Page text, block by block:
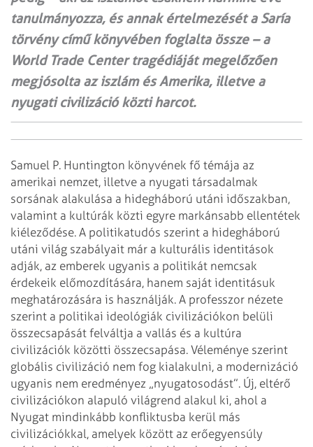
tanulmányozza, és annak értelmezését a Saría
törvény című könyvében foglalta össze – a
World Trade Center tragédiáját megelőzően
megjósolta az iszlám és Amerika, illetve a
nyugati civilizáció közti harcot.
Samuel P. Huntington könyvének fő témája az
amerikai nemzet, illetve a nyugati társadalmak
sorsának alakulása a hidegháború utáni időszakban,
valamint a kultúrák közti egyre markánsabb ellentétek
kiéleződése. A politikatudós szerint a hidegháború
utáni világ szabályait már a kulturális identitások
adják, az emberek ugyanis a politikát nemcsak
érdekeik előmozdítására, hanem saját identitásuk
meghatározására is használják. A professzor nézete
szerint a politikai ideológiák civilizációkon belüli
összecsapását felváltja a vallás és a kultúra
civilizációk közötti összecsapása. Véleménye szerint
globális civilizáció nem fog kialakulni, a modernizáció
ugyanis nem eredményez „nyugatosodást”. Új, eltérő
civilizációkon alapuló világrend alakul ki, ahol a
Nyugat mindinkább konfliktusba kerül más
civilizációkkal, amelyek között az erőegyensúly